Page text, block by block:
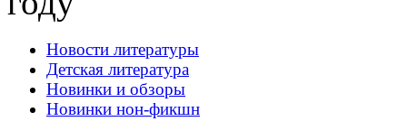
Новости литературы
Детская литература
Новинки и обзоры
Новинки нон-фикшн